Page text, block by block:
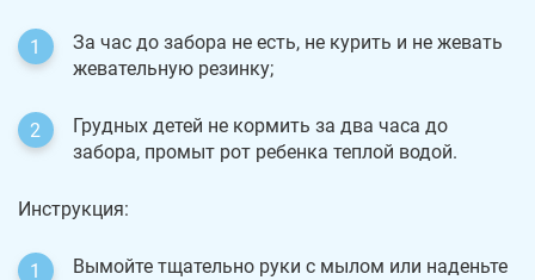
За час до забора не есть, не курить и не жевать
жевательную резинку;
Грудных детей не кормить за два часа до
забора, промыт рот ребенка теплой водой.
Инструкция:
Вымойте тщательно руки с мылом или наденьте